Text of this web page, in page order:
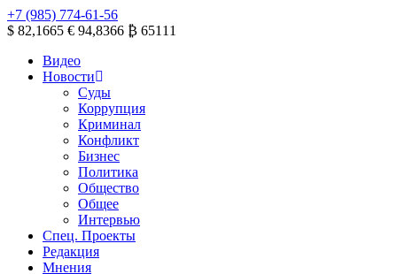
+7 (985) 774-61-56
$ 82,1665 € 94,8366 ₿ 65111
Видео
Новости
Суды
Коррупция
Криминал
Конфликт
Бизнес
Политика
Общество
Общее
Интервью
Спец. Проекты
Редакция
Мнения